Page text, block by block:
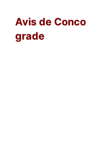
Avis de
grade